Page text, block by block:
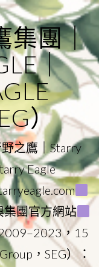
集團｜
｜
）
之鷹｜Starry
Eagle
集團官方網站
，15
，SEG）：